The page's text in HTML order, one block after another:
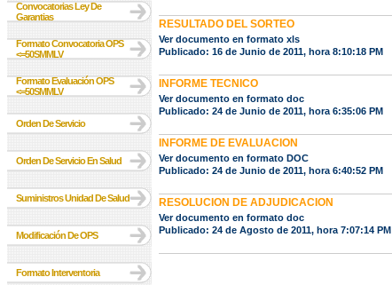
Convocatorias Ley De
Garantias
Formato Convocatoria OPS
<=50SMMLV
Formato Evaluación OPS
<=50SMMLV
Orden De Servicio
Orden De Servicio En Salud
Suministros Unidad De Salud
Modificación De OPS
Formato Interventoria
RESULTADO DEL SORTEO
Ver documento en formato xls
Publicado: 16 de Junio de 2011, hora 8:10:18 PM
INFORME TECNICO
Ver documento en formato doc
Publicado: 24 de Junio de 2011, hora 6:35:06 PM
INFORME DE EVALUACION
Ver documento en formato DOC
Publicado: 24 de Junio de 2011, hora 6:40:52 PM
RESOLUCION DE ADJUDICACION
Ver documento en formato doc
Publicado: 24 de Agosto de 2011, hora 7:07:14 PM